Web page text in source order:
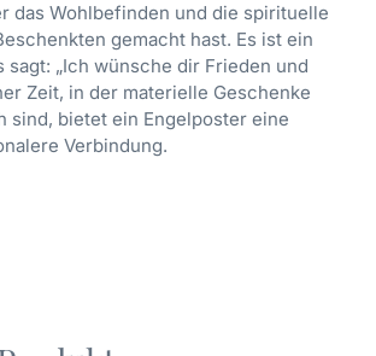
das Wohlbefinden und die spirituelle
gemacht hast. Es ist ein
sagt: „Ich wünsche dir Frieden und
Zeit, in der materielle Geschenke
sind, bietet ein Engelposter eine
Verbindung.